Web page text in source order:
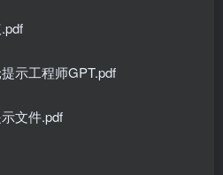
示工程师GPT.pdf
文件.pdf